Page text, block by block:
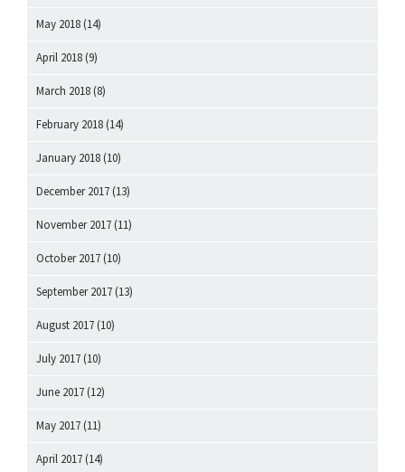
May 2018 (14)
April 2018 (9)
March 2018 (8)
February 2018 (14)
January 2018 (10)
December 2017 (13)
November 2017 (11)
October 2017 (10)
September 2017 (13)
August 2017 (10)
July 2017 (10)
June 2017 (12)
May 2017 (11)
April 2017 (14)